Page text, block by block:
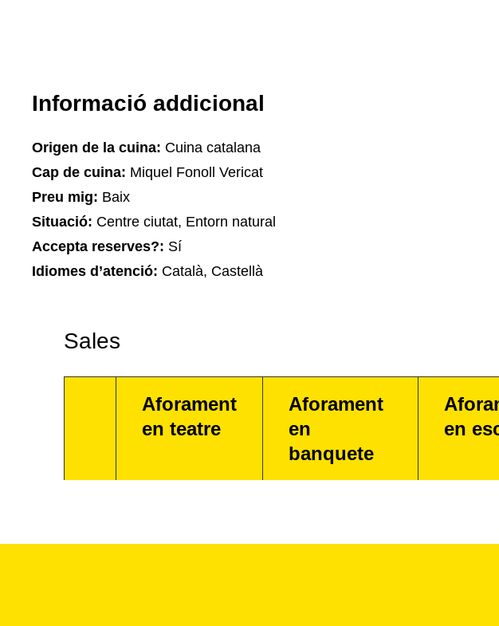
Informació addicional
Origen de la cuina: Cuina catalana
Cap de cuina: Miquel Fonoll Vericat
Preu mig: Baix
Situació: Centre ciutat, Entorn natural
Accepta reserves?: Sí
Idiomes d’atenció: Català, Castellà
Sales
Aforament
en teatre
Aforament
en
banquete
en